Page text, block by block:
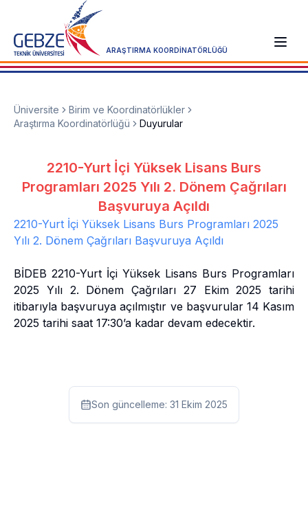
ARAŞTIRMA KOORDİNATÖRLÜĞÜ
Üniversite
Birim ve Koordinatörlükler
Araştırma Koordinatörlüğü
Duyurular
2210-Yurt İçi Yüksek Lisans Burs
Programları 2025 Yılı 2. Dönem Çağrıları
Başvuruya Açıldı
2210-Yurt İçi Yüksek Lisans Burs Programları 2025
Yılı 2. Dönem Çağrıları Başvuruya Açıldı
BİDEB 2210-Yurt İçi Yüksek Lisans Burs Programları
2025 Yılı 2. Dönem Çağrıları 27 Ekim 2025 tarihi
itibarıyla başvuruya açılmıştır ve başvurular 14 Kasım
2025 tarihi saat 17:30’a kadar devam edecektir.
Son güncelleme: 31 Ekim 2025